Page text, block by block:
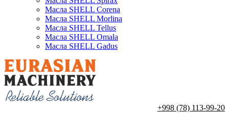
Масла SHELL Corena
Масла SHELL Morlina
Масла SHELL Tellus
Масла SHELL Omala
Масла SHELL Gadus
+998 (78) 113-99-20